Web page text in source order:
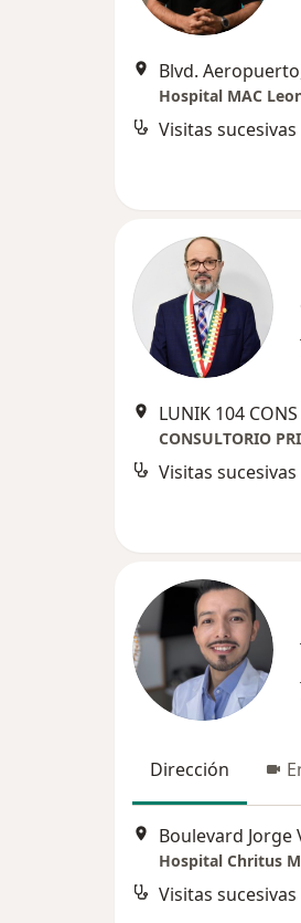
Blvd.
Hospital MAC
Visitas
CONSULTORIO
Visitas
Dirección
Hospital Chritus